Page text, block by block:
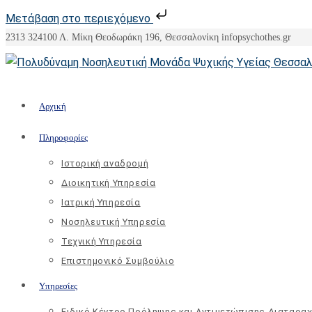
Μετάβαση στο περιεχόμενο
Skip
to
2313 324100 Λ. Μίκη Θεοδωράκη 196, Θεσσαλονίκη infopsychothes.gr
Αρχική
Πληροφορίες
Ιστορική αναδρομή
Διοικητική Υπηρεσία
Ιατρική Υπηρεσία
Νοσηλευτική Υπηρεσία
Τεχνική Υπηρεσία
Επιστημονικό Συμβούλιο
Υπηρεσίες